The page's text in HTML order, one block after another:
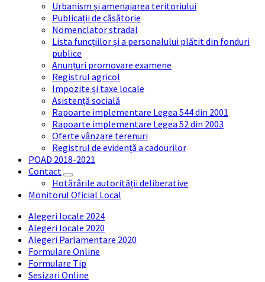
Urbanism și amenajarea teritoriului
Publicații de căsătorie
Nomenclator stradal
Lista funcțiilor și a personalului plătit din fonduri
publice
Anunțuri promovare examene
Registrul agricol
Impozite și taxe locale
Asistență socială
Rapoarte implementare Legea 544 din 2001
Rapoarte implementare Legea 52 din 2003
Oferte vânzare terenuri
Registrul de evidență a cadourilor
POAD 2018-2021
Contact
Hotărârile autorității deliberative
Monitorul Oficial Local
Alegeri locale 2024
Alegeri locale 2020
Alegeri Parlamentare 2020
Formulare Online
Formulare Tip
Sesizari Online